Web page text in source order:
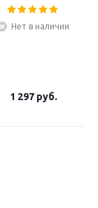
Нет в наличии
1 297руб.